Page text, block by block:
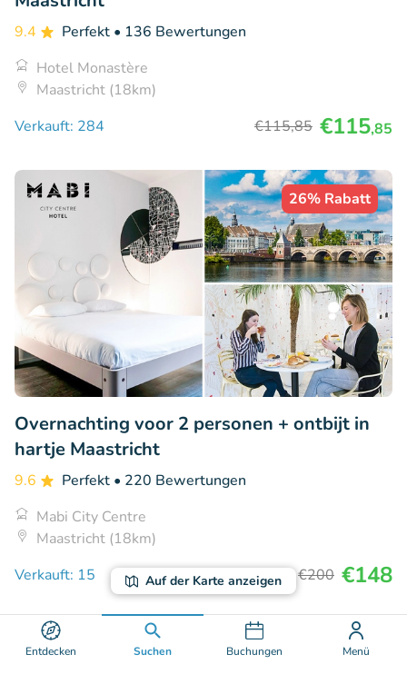
Entdecken Suchen Buchungen Menü
Auf der Karte anzeigen
9.4 Perfekt • 136 Bewertungen
Hotel Monastère
Maastricht (18km)
Verkauft: 284
€115,85 €115,85
26% Rabatt
Overnachting voor 2 personen + ontbijt in
hartje Maastricht
9.6 Perfekt • 220 Bewertungen
Mabi City Centre
Maastricht (18km)
Verkauft: 15
€200 €148
37% Rabatt